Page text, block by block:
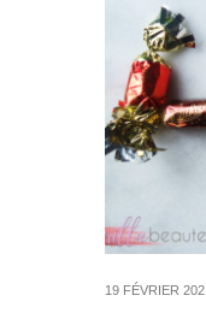
19 FÉVRIER